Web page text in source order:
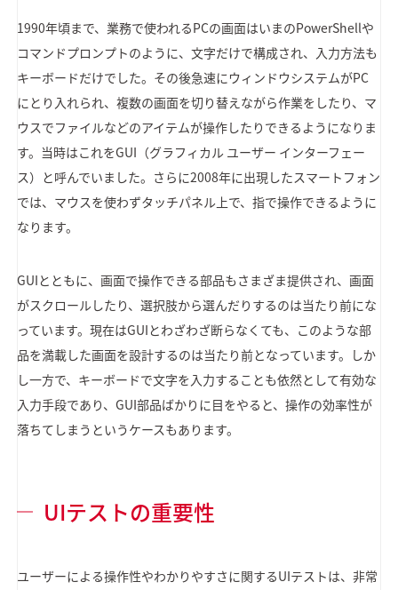
1990年頃まで、業務で使われるPCの画面はいまのPowerShellや
コマンドプロンプトのように、文字だけで構成され、入力方法も
キーボードだけでした。その後急速にウィンドウシステムがPC
にとり入れられ、複数の画面を切り替えながら作業をしたり、マ
ウスでファイルなどのアイテムが操作したりできるようになりま
す。当時はこれをGUI（グラフィカル ユーザー インターフェー
ス）と呼んでいました。さらに2008年に出現したスマートフォン
では、マウスを使わずタッチパネル上で、指で操作できるように
なります。
GUIとともに、画面で操作できる部品もさまざま提供され、画面
がスクロールしたり、選択肢から選んだりするのは当たり前にな
っています。現在はGUIとわざわざ断らなくても、このような部
品を満載した画面を設計するのは当たり前となっています。しか
し一方で、キーボードで文字を入力することも依然として有効な
入力手段であり、GUI部品ばかりに目をやると、操作の効率性が
落ちてしまうというケースもあります。
UIテストの重要性
ユーザーによる操作性やわかりやすさに関するUIテストは、非常